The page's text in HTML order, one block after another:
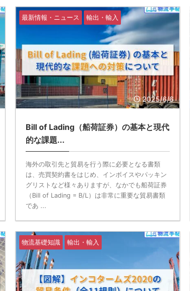
2025/6/6
最新情報・ニュース 輸出・輸入
Bill of Lading（船荷証券）の基本と現代
的な課題...
海外の取引先と貿易を行う際に必要となる書類
は、売買契約書をはじめ、インボイスやパッキン
グリストなど様々ありますが、なかでも船荷証券
（Bill of Lading = B/L）は非常に重要な貿易書類
であ ...
物流基礎知識 輸出・輸入